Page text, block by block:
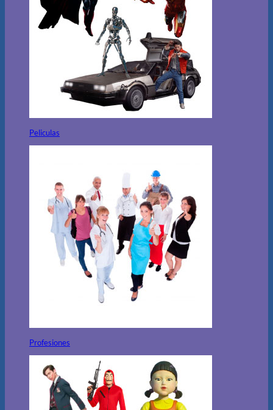
Peliculas
Profesiones